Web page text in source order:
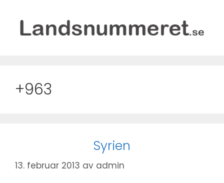
innhold
+963
Syrien
13. februar 2013 av admin